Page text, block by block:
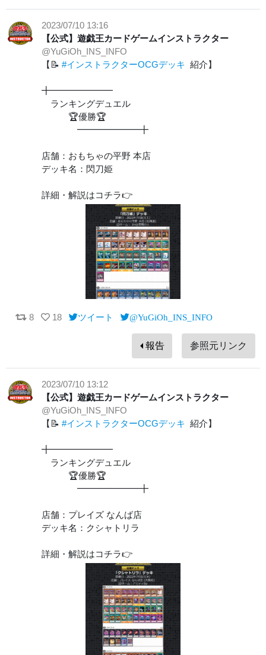
2023/07/10 13:16
【公式】遊戯王カードゲームインストラクター
@YuGiOh_INS_INFO
【📝 #インストラクターOCGデッキ 紹介】
╋━━━━━━━
ランキングデュエル
🏆優勝🏆
━━━━━━━╋
店舗：おもちゃの平野 本店
デッキ名：閃刀姫
詳細・解説はコチラ👉
8 18 ツイート @YuGiOh_INS_INFO
報告 参照元リンク
2023/07/10 13:12
【公式】遊戯王カードゲームインストラクター
@YuGiOh_INS_INFO
【📝 #インストラクターOCGデッキ 紹介】
╋━━━━━━━
ランキングデュエル
🏆優勝🏆
━━━━━━━╋
店舗：プレイズ なんば店
デッキ名：クシャトリラ
詳細・解説はコチラ👉